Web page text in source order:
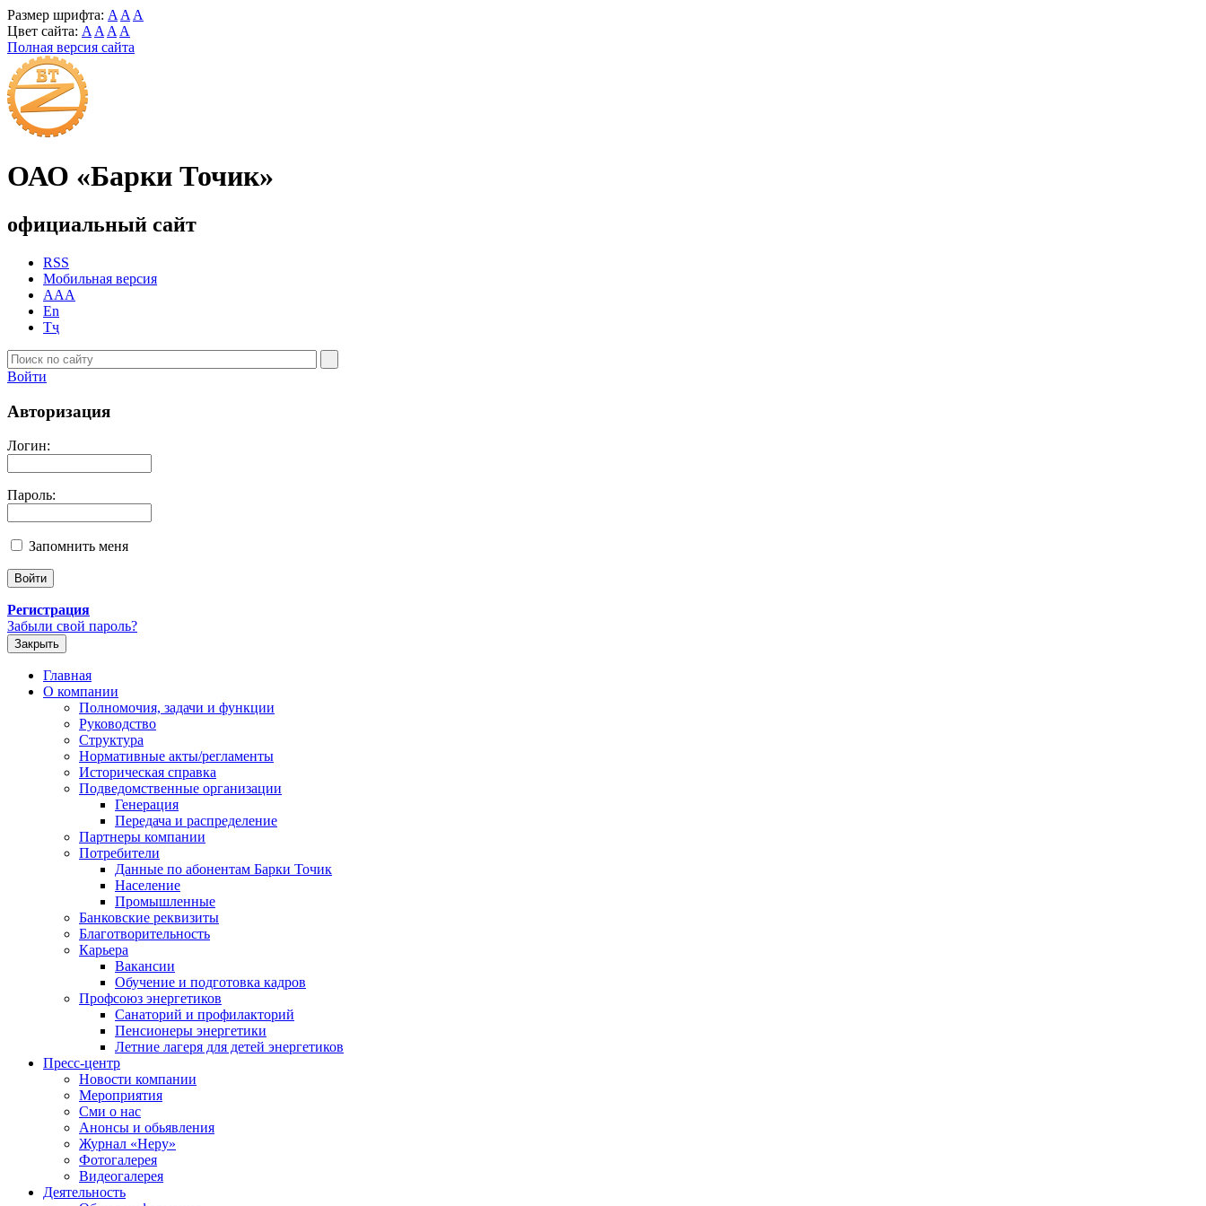
Размер шрифта: A A A
Цвет сайта: A A A A
Полная версия сайта
ОАО «Барки Точик»
официальный сайт
RSS
Мобильная версия
AAA
En
Тҷ
Войти
Авторизация
Логин:
Пароль:
Запомнить меня
Регистрация
Забыли свой пароль?
Закрыть
Главная
О компании
Полномочия, задачи и функции
Руководство
Структура
Нормативные акты/регламенты
Историческая справка
Подведомственные организации
Генерация
Передача и распределение
Партнеры компании
Потребители
Данные по абонентам Барки Точик
Население
Промышленные
Банковские реквизиты
Благотворительность
Карьера
Вакансии
Обучение и подготовка кадров
Профсоюз энергетиков
Санаторий и профилакторий
Пенсионеры энергетики
Летние лагеря для детей энергетиков
Пресс-центр
Новости компании
Мероприятия
Сми о нас
Анонсы и обьявления
Журнал «Неру»
Фотогалерея
Видеогалерея
Деятельность